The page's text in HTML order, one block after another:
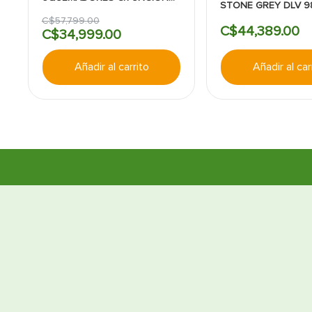
C$57,799.00
C$34,999.00
Añadir al carrito
STONE GREY DLV
C$44,389.00
Añadir al